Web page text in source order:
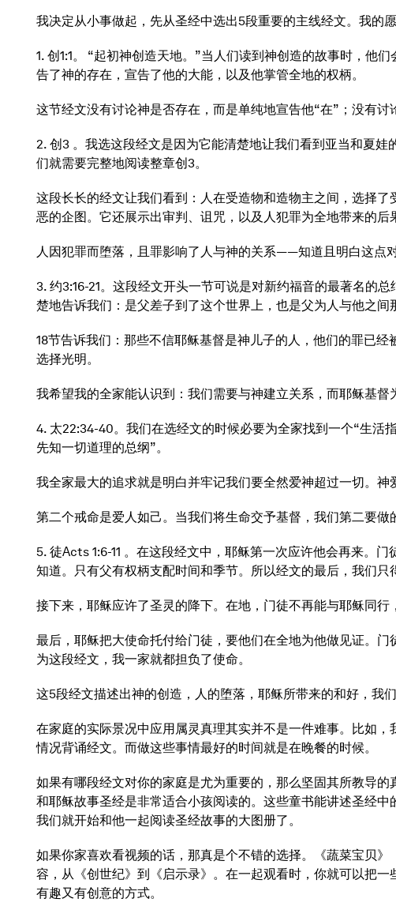
我决定从小事做起，先从圣经中选出5段重要的主线经文。我的
1. 创1:1。 “起初神创造天地。”当人们读到神创造的故事时，
告了神的存在，宣告了他的大能，以及他掌管全地的权柄。
这节经文没有讨论神是否存在，而是单纯地宣告他“在”；没有
2. 创3 。我选这段经文是因为它能清楚地让我们看到亚当和夏
们就需要完整地阅读整章创3。
这段长长的经文让我们看到：人在受造物和造物主之间，选择
恶的企图。它还展示出审判、诅咒，以及人犯罪为全地带来的
人因犯罪而堕落，且罪影响了人与神的关系——知道且明白这点
3. 约3:16-21。这段经文开头一节可说是对新约福音的最著名的
楚地告诉我们：是父差子到了这个世界上，也是父为人与他之间
18节告诉我们：那些不信耶稣基督是神儿子的人，他们的罪已
选择光明。
我希望我的全家能认识到：我们需要与神建立关系，而耶稣基
4. 太22:34-40。我们在选经文的时候必要为全家找到一个“生活
先知一切道理的总纲”。
我全家最大的追求就是明白并牢记我们要全然爱神超过一切。
第二个戒命是爱人如己。当我们将生命交予基督，我们第二要
5. 徒Acts 1:6-11 。在这段经文中，耶稣第一次应许他会再来。
知道。只有父有权柄支配时间和季节。所以经文的最后，我们只
接下来，耶稣应许了圣灵的降下。在地，门徒不再能与耶稣同行
最后，耶稣把大使命托付给门徒，要他们在全地为他做见证。
为这段经文，我一家就都担负了使命。
这5段经文描述出神的创造，人的堕落，耶稣所带来的和好，我
在家庭的实际景况中应用属灵真理其实并不是一件难事。比如
情况背诵经文。而做这些事情最好的时间就是在晚餐的时候。
如果有哪段经文对你的家庭是尤为重要的，那么坚固其所教导
和耶稣故事圣经是非常适合小孩阅读的。这些童书能讲述圣经
我们就开始和他一起阅读圣经故事的大图册了。
如果你家喜欢看视频的话，那真是个不错的选择。《蔬菜宝贝
容，从《创世纪》到《启示录》。在一起观看时，你就可以把
有趣又有创意的方式。